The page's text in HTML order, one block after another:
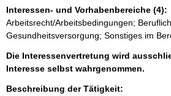
Interessen- und Vorhabenbereiche (4):
Arbeitsrecht/Arbeitsbedingungen;
Gesundheitsversorgung; Sonstiges im
Die Interessenvertretung wird
Interesse selbst wahrgenommen.
Beschreibung der Tätigkeit: